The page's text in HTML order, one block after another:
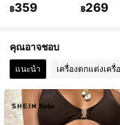
4.90 598K ผู้
4.90 598K ผู้
฿359 ฿269
คุณอาจชอบ
แนะนำ เครื่องตกแต่งเครื่